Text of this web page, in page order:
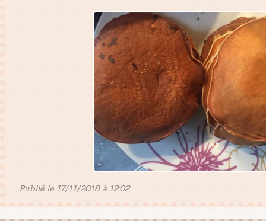
Publié le 17/11/2018 à 12:02